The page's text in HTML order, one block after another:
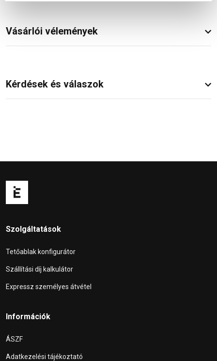
Vásárlói vélemények
Kérdések és válaszok
Szolgáltatások
Tetőablak konfigurátor
Szállítási díj kalkulátor
Expressz személyes átvétel
Információk
ÁSZF
Adatkezelési tájékoztató